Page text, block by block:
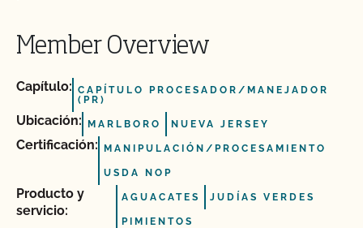
Member Overview
Capítulo: CAPÍTULO PROCESADOR/MANEJADOR
(PR)
Ubicación: MARLBORO NUEVA JERSEY
Certificación: MANIPULACIÓN/PROCESAMIENTO
USDA NOP
Producto y
servicio:
AGUACATES JUDÍAS VERDES
PIMIENTOS